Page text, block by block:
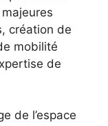
création de
mobilité
de
de l’espace